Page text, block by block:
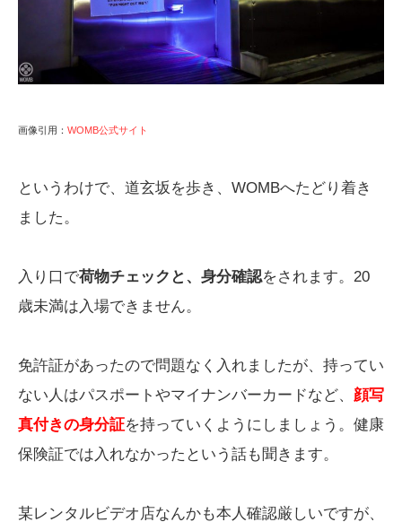
画像引用： WOMB公式サイト
というわけで、道玄坂を歩き、WOMBへたどり着き
ました。
入り口で荷物チェックと、身分確認をされます。20
歳未満は入場できません。
免許証があったので問題なく入れましたが、持ってい
ない人はパスポートやマイナンバーカードなど、 顔写
真付きの身分証を持っていくようにしましょう。健康
保険証では入れなかったという話も聞きます。
某レンタルビデオ店なんかも本人確認厳しいですが、